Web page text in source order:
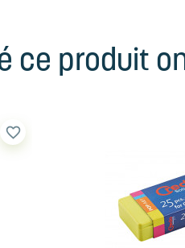
ce produit
favorite_border